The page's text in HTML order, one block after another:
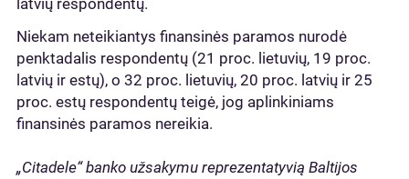
latvių respondentų.
Niekam neteikiantys finansinės paramos nurodė
penktadalis respondentų (21 proc. lietuvių, 19 proc.
latvių ir estų), o 32 proc. lietuvių, 20 proc. latvių ir 25
proc. estų respondentų teigė, jog aplinkiniams
finansinės paramos nereikia.
„Citadele“ banko užsakymu reprezentatyvią Baltijos